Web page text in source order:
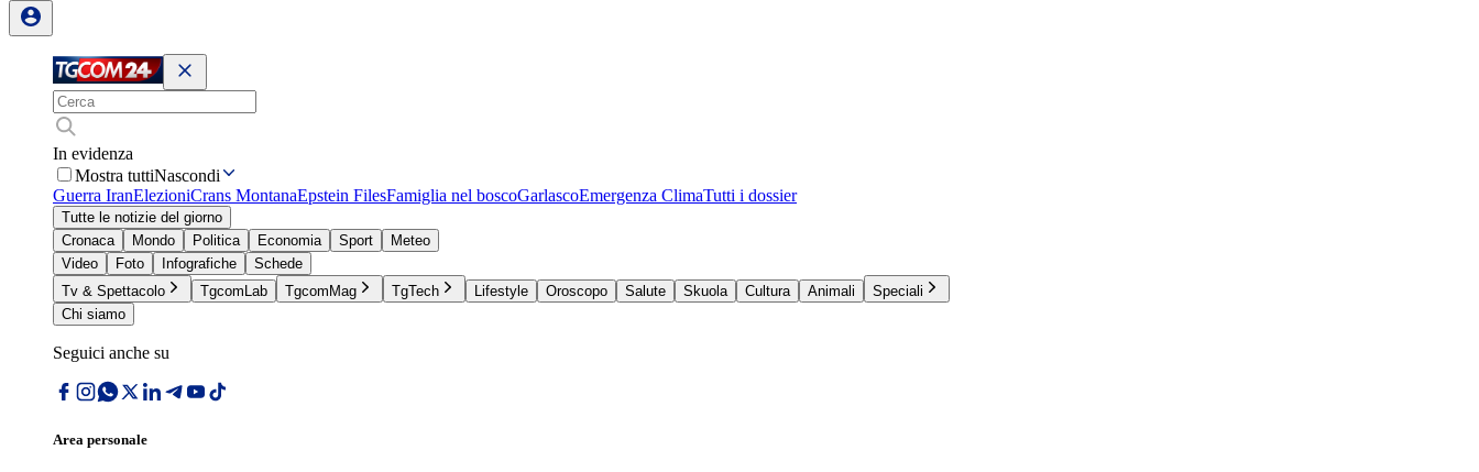
In evidenza
Mostra tuttiNascondi
Guerra IranElezioniCrans MontanaEpstein FilesFamiglia nel boscoGarlascoEmergenza ClimaTutti i dossier
Tutte le notizie del giorno
Cronaca
Mondo Politica Economia Sport
Meteo
Video
Foto Infografiche
Schede
Tv & Spettacolo
TgcomLab TgcomMag TgTech Lifestyle Oroscopo Salute Skuola Cultura Animali
Speciali
Chi siamo
Seguici anche su
Area personale